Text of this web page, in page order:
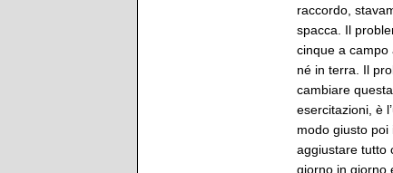
raccordo,
spacca. Il
cinque a campo
né in terra. Il
cambiare
esercitazioni, è
modo giusto
aggiustare tutto
giorno in giorno